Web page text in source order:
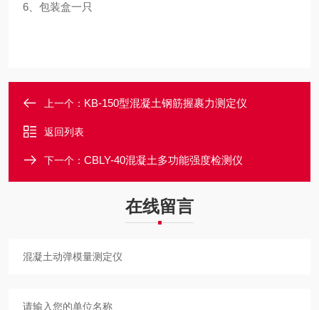
6 包装盒一只
上一个： KB-150型混凝土钢筋握裹力测定仪
返回列表
下一个： CBLY-40混凝土多功能强度检测仪
在线留言